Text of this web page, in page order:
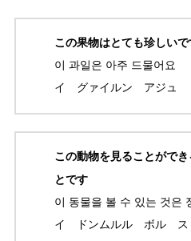
この果物はとても珍しいで
이 과일은 아주 드물어요
イ グァイルン アジュ
この動物を見ることがで
とです
이 동물을 볼 수 있는 것은
イ ドンムルル ボル